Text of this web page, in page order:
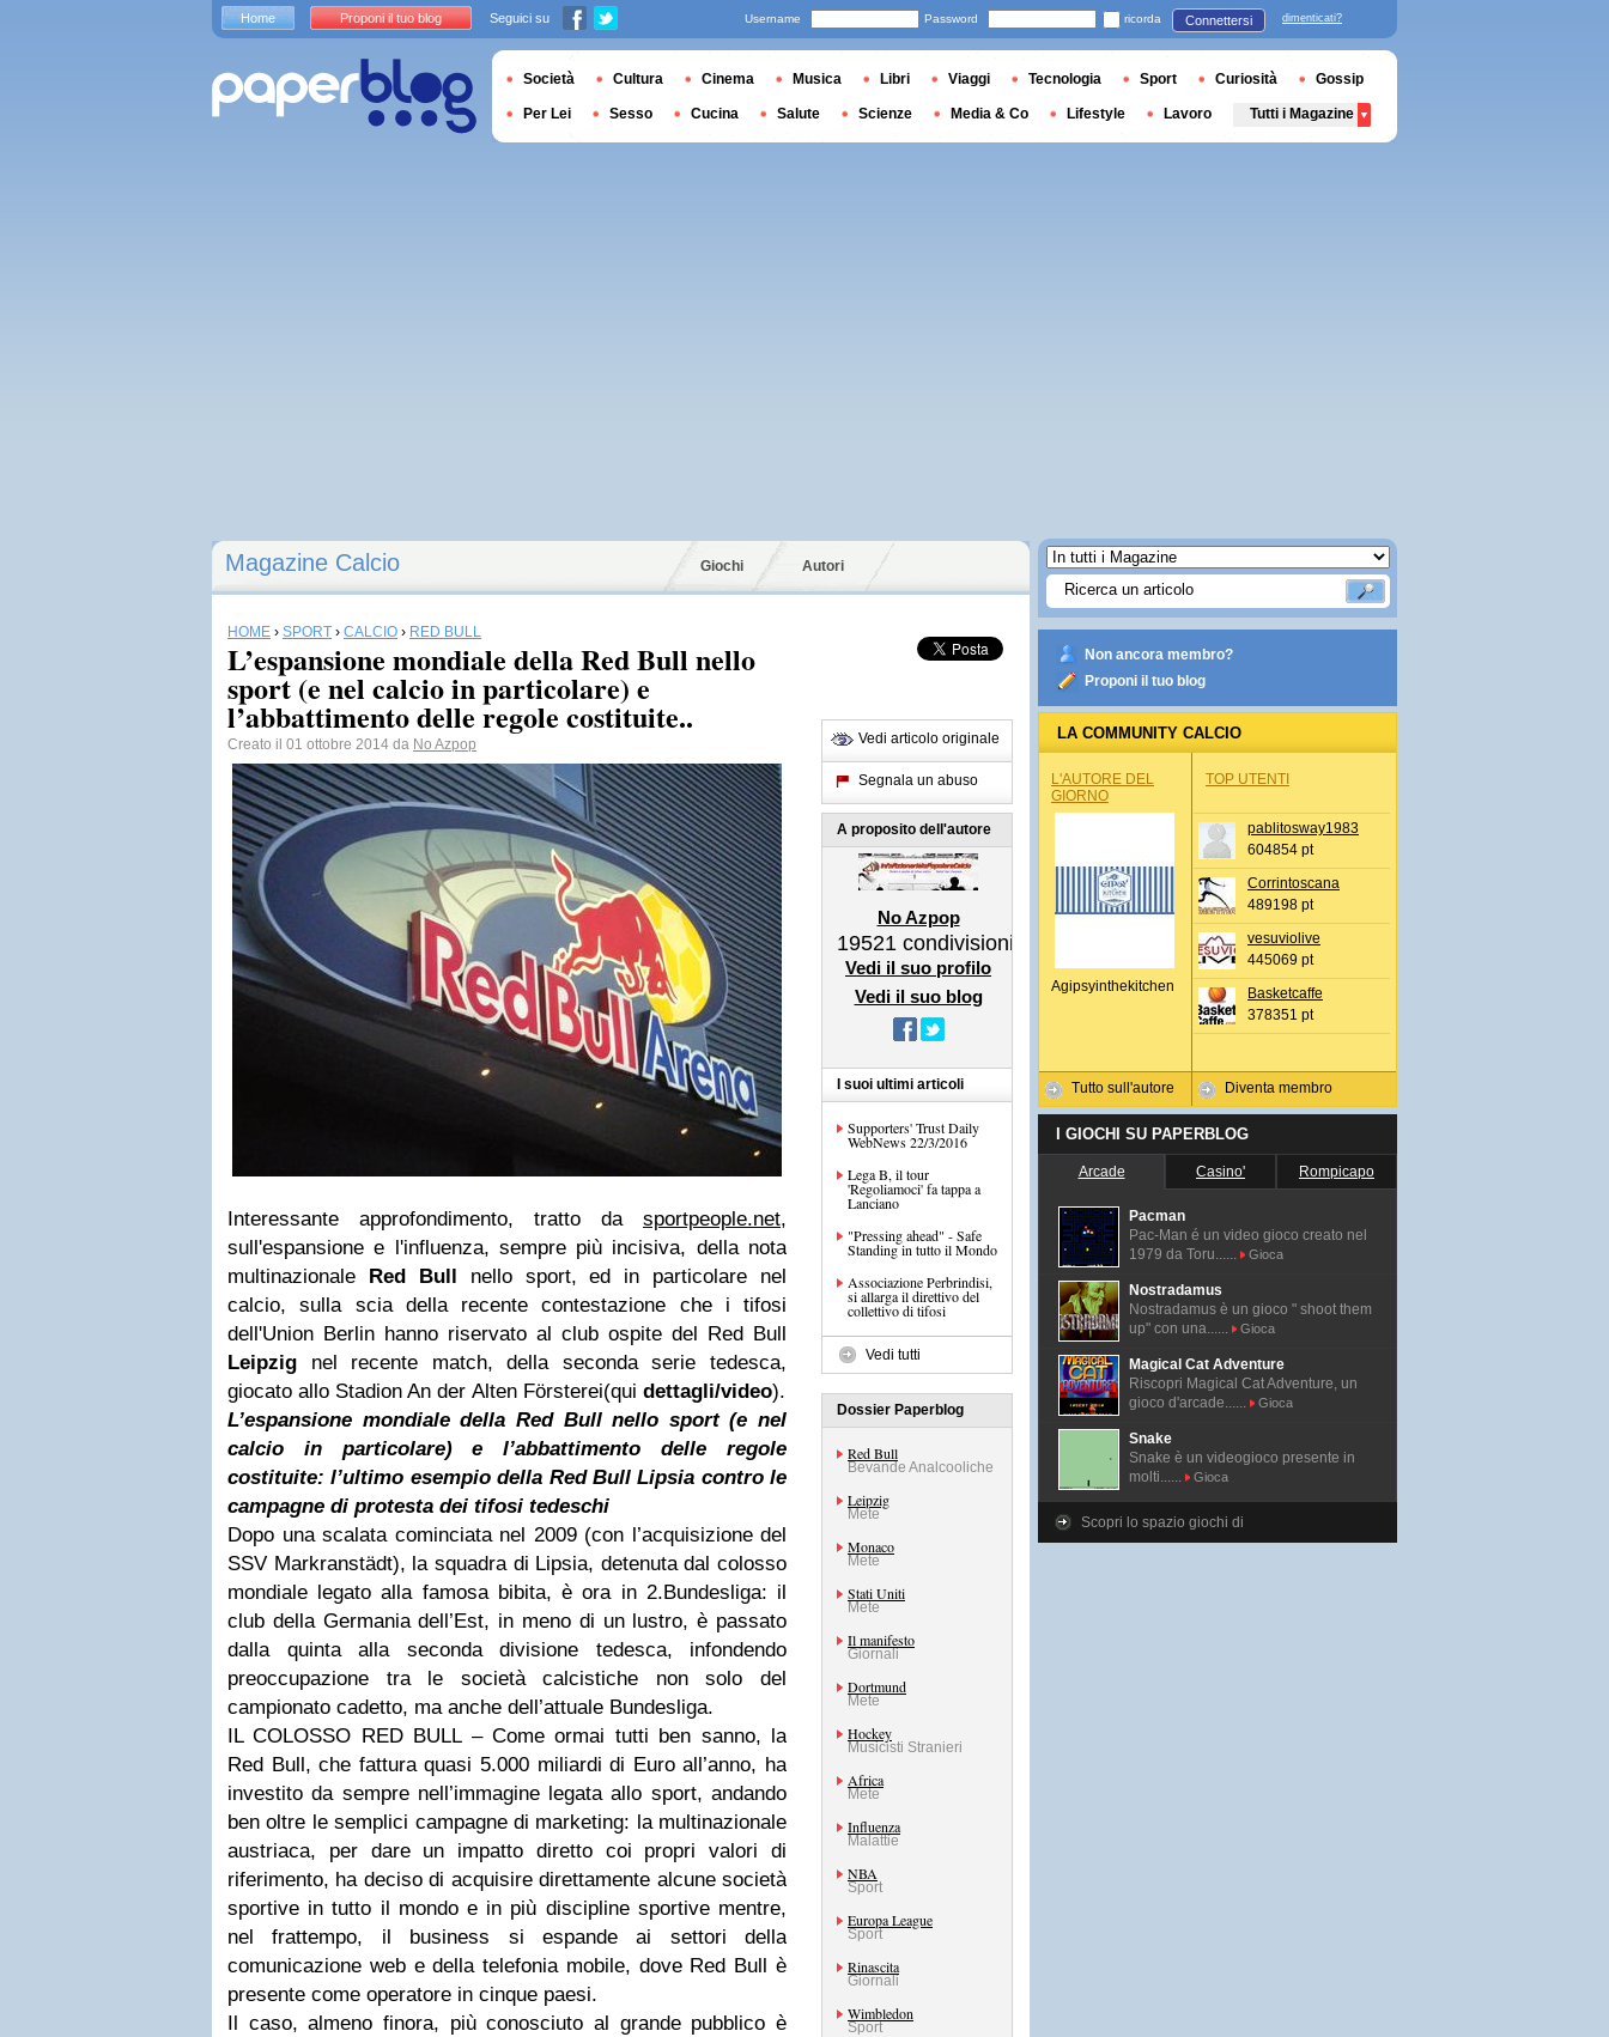
Magazine Calcio Giochi Autori
HOME › SPORT › CALCIO › RED BULL
L’espansione mondiale della Red Bull nello
sport (e nel calcio in particolare) e
l’abbattimento delle regole costituite..
Creato il 01 ottobre 2014 da No Azpop
Interessante approfondimento, tratto da sportpeople.net,
sull'espansione e l'influenza, sempre più incisiva, della nota
multinazionale Red Bull nello sport, ed in particolare nel
calcio, sulla scia della recente contestazione che i tifosi
dell'Union Berlin hanno riservato al club ospite del Red Bull
Leipzig nel recente match, della seconda serie tedesca,
giocato allo Stadion An der Alten Försterei(qui dettagli/video).
L’espansione mondiale della Red Bull nello sport (e nel
calcio in particolare) e l’abbattimento delle regole
costituite: l’ultimo esempio della Red Bull Lipsia contro le
campagne di protesta dei tifosi tedeschi
Dopo una scalata cominciata nel 2009 (con l’acquisizione del
SSV Markranstädt), la squadra di Lipsia, detenuta dal colosso
mondiale legato alla famosa bibita, è ora in 2.Bundesliga: il
club della Germania dell’Est, in meno di un lustro, è passato
dalla quinta alla seconda divisione tedesca, infondendo
preoccupazione tra le società calcistiche non solo del
campionato cadetto, ma anche dell’attuale Bundesliga.
IL COLOSSO RED BULL – Come ormai tutti ben sanno, la
Red Bull, che fattura quasi 5.000 miliardi di Euro all’anno, ha
investito da sempre nell’immagine legata allo sport, andando
ben oltre le semplici campagne di marketing: la multinazionale
austriaca, per dare un impatto diretto coi propri valori di
riferimento, ha deciso di acquisire direttamente alcune società
sportive in tutto il mondo e in più discipline sportive mentre,
nel frattempo, il business si espande ai settori della
comunicazione web e della telefonia mobile, dove Red Bull è
presente come operatore in cinque paesi.
Il caso, almeno finora, più conosciuto al grande pubblico è
Vedi articolo originale
Segnala un abuso
A proposito dell'autore
No Azpop
19521 condivisioni
Vedi il suo profilo
Vedi il suo blog
I suoi ultimi articoli
Supporters' Trust Daily
WebNews 22/3/2016
Lega B, il tour
'Regoliamoci' fa tappa a
Lanciano
"Pressing ahead" - Safe
Standing in tutto il Mondo
Associazione Perbrindisi,
si allarga il direttivo del
collettivo di tifosi
Vedi tutti
Dossier Paperblog
Red Bull
Bevande Analcooliche
Leipzig
Mete
Monaco
Mete
Stati Uniti
Mete
Il manifesto
Giornali
Dortmund
Mete
Hockey
Musicisti Stranieri
Africa
Mete
Influenza
Malattie
NBA
Sport
Europa League
Sport
Rinascita
Giornali
Wimbledon
Sport
Non ancora membro?
Proponi il tuo blog
LA COMMUNITY CALCIO
L'AUTORE DEL
GIORNO
Agipsyinthekitchen
Tutto sull'autore
TOP UTENTI
pablitosway1983
604854 pt
Corrintoscana
489198 pt
vesuviolive
445069 pt
Basketcaffe
378351 pt
Diventa membro
I GIOCHI SU PAPERBLOG
Arcade Casino' Rompicapo
Pacman
Pac-Man é un video gioco creato nel
1979 da Toru......
Gioca
Nostradamus
Nostradamus è un gioco " shoot them
up" con una......
Gioca
Magical Cat Adventure
Riscopri Magical Cat Adventure, un
gioco d'arcade......
Gioca
Snake
Snake è un videogioco presente in
molti......
Gioca
Scopri lo spazio giochi di
Home Proponi il tuo blog Seguici su Username Password ricorda Connettersi dimenticati?
Società Cultura Cinema Musica Libri Viaggi Tecnologia Sport Curiosità Gossip
Per Lei Sesso Cucina Salute Scienze Media & Co Lifestyle Lavoro Tutti i Magazine